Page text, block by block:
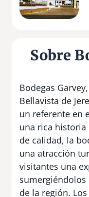
Sobre
Bodegas
Bellavista de
un referente en
una rica
de calidad, la
una atracción
visitantes una
de la región.